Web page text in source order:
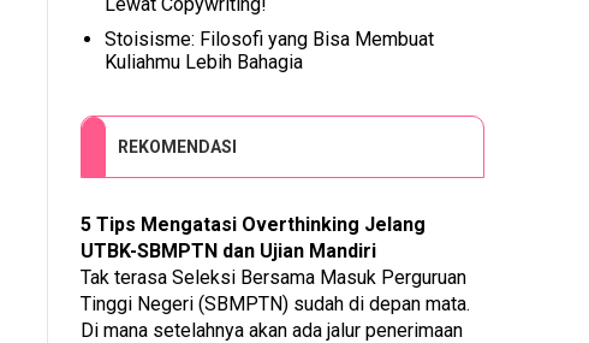
Stoisisme: Filosofi yang Bisa Membuat
Kuliahmu Lebih Bahagia
REKOMENDASI
5 Tips Mengatasi Overthinking Jelang
UTBK-SBMPTN dan Ujian Mandiri
Tak terasa Seleksi Bersama Masuk Perguruan
Tinggi Negeri (SBMPTN) sudah di depan mata.
Di mana setelahnya akan ada jalur penerimaan